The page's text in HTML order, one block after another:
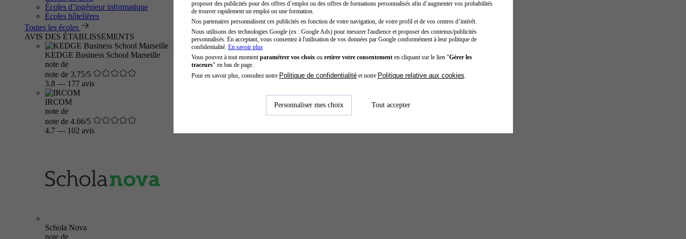
Écoles d’ingénieur informatique
Écoles hôtelières
Toutes les écoles
AVIS DES ÉTABLISSEMENTS
KEDGE Business School Marseille
note de
note de 3.75/5
3.8 — 177 avis
IRCOM
note de
note de 4.66/5
4.7 — 102 avis
Schola Nova
note de
proposer des publicités pour des offres d’emploi ou des offres de formations personnalisés afin d’augmenter vos probabilités
de trouver rapidement un emploi ou une formation.
Nos partenaires personnalisent ces publicités en fonction de votre navigation, de votre profil et de vos centres d’intérêt.
Nous utilisons des technologies Google (ex : Google Ads) pour mesurer l'audience et proposer des contenus/publicités
personnalisés. En acceptant, vous consentez à l'utilisation de vos données par Google conformément à leur politique de
confidentialité. En savoir plus
Vous pouvez à tout moment paramétrer vos choixou retirer votre consentementen cliquant sur le lien "Gérer les
traceurs" en bas de page.
Pour en savoir plus, consultez notre Politique de confidentialitéet notre Politique relative aux cookies
Personnaliser mes choix Tout accepter